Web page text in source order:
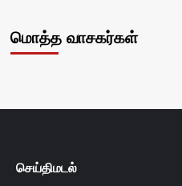
மொத்த வாசகர்கள்
செய்திமடல்